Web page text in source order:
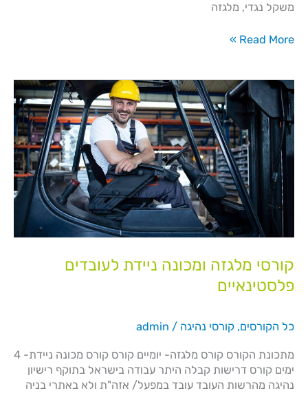
משקל נגדי, מלגזה
Read More »
קורסי מלגזה ומכונה ניידת לעובדים
פלסטינאיים
כל הקורסים, קורסי נהיגה /
admin
מתכונת הקורס קורס מלגזה- יומיים קורס קורס מכונה ניידת- 4
ימים קורס דרישות קבלה היתר עבודה בישראל בתוקף רישיון
נהיגה מהרשות העובד עובד במפעל/ אזה"ת ולא באתרי בניה
קורסי
מלגזה
ומכונה
ניידת
לעובדים
פלסטינאיים